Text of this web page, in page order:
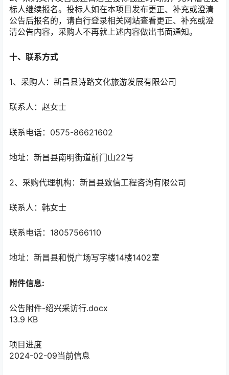
标人继续报名。投标人如在本项目发布更正、补充或澄清
公告后报名的，请自行登录相关网站查看更正、补充或澄
清公告内容，采购人不再就上述内容做出书面通知。
十、联系方式
1、采购人：新昌县诗路文化旅游发展有限公司
联系人：赵女士
联系电话：0575-86621602
地址：新昌县南明街道前门山22号
2、采购代理机构：新昌县致信工程咨询有限公司
联系人：韩女士
联系电话：18057566110
地址：新昌县和悦广场写字楼14楼1402室
附件信息:
公告附件-绍兴采访行.docx
13.9 KB
项目进度
2024-02-09当前信息